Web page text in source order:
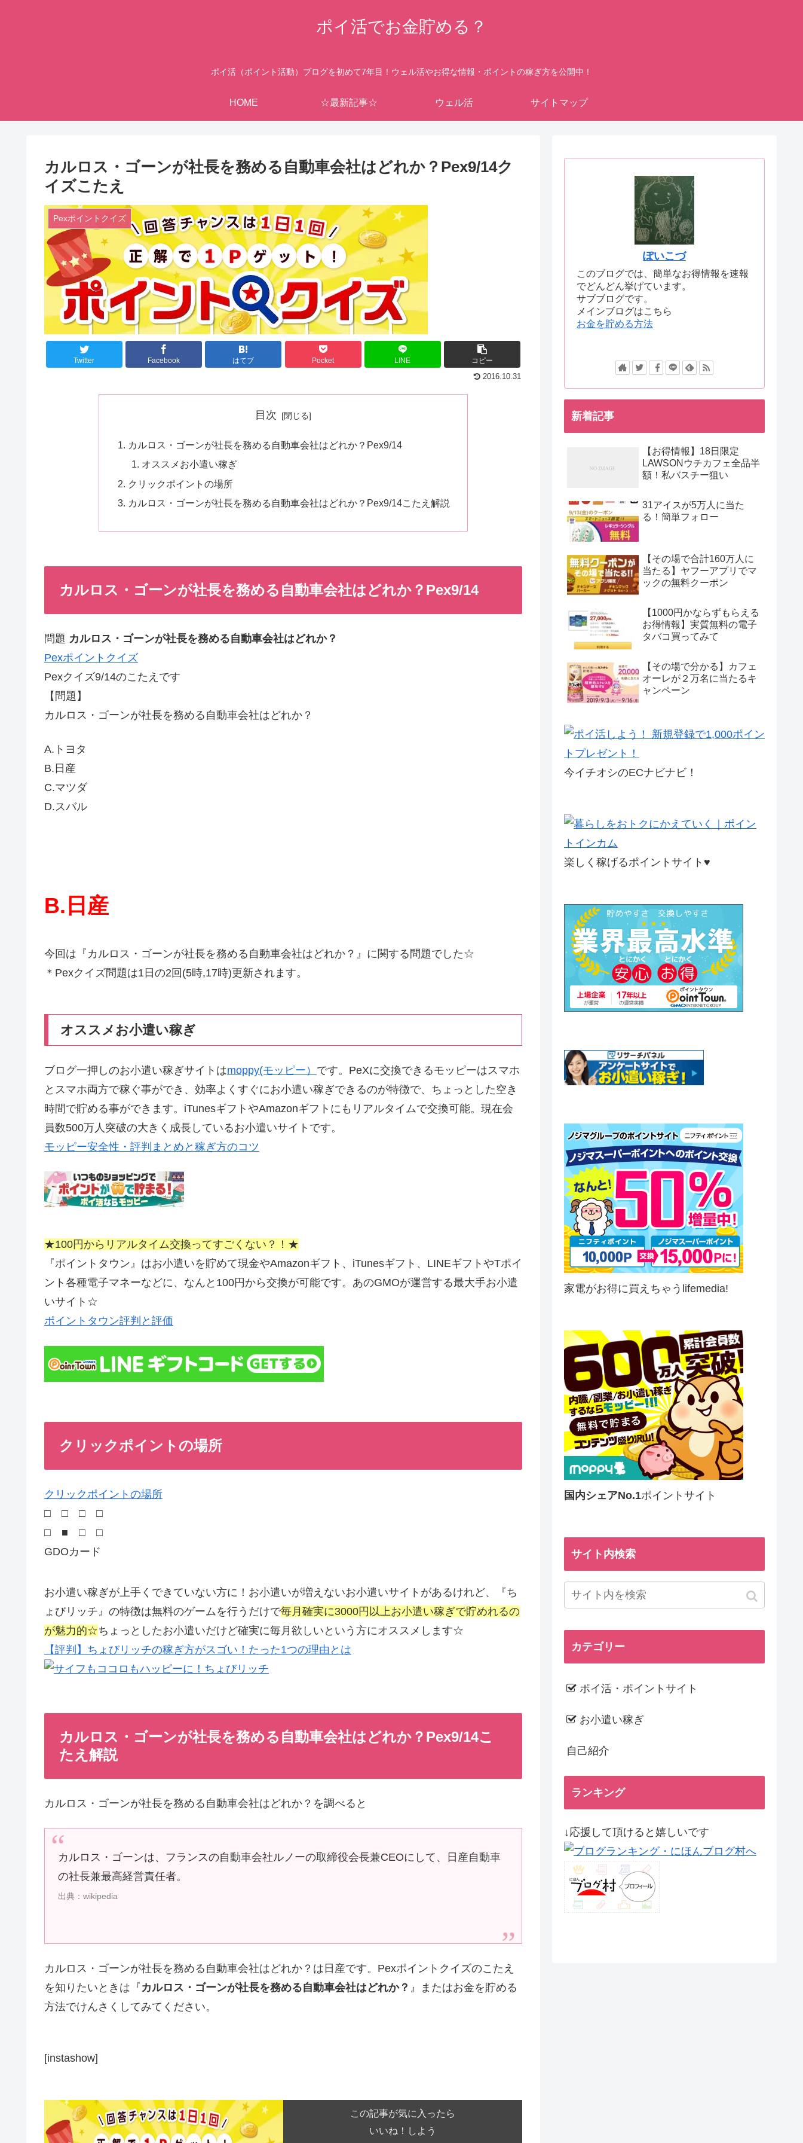
ポイ活でお金貯める？
ポイ活（ポイント活動）ブログを初めて7年目！ウェル活やお得な情報・ポイントの稼ぎ方を公開中！
HOME ☆最新記事☆ ウェル活 サイトマップ
カルロス・ゴーンが社長を務める自動車会社はどれか？Pex9/14ク
イズこたえ
Pexポイントクイズ
Twitter Facebook はてブ Pocket LINE
コピー
2016.10.31
目次
カルロス・ゴーンが社長を務める自動車会社はどれか？Pex9/14
オススメお小遣い稼ぎ
クリックポイントの場所
カルロス・ゴーンが社長を務める自動車会社はどれか？Pex9/14こたえ解説
カルロス・ゴーンが社長を務める自動車会社はどれか？Pex9/14
問題 カルロス・ゴーンが社長を務める自動車会社はどれか？
Pexポイントクイズ
Pexクイズ9/14のこたえです
【問題】
カルロス・ゴーンが社長を務める自動車会社はどれか？
A.トヨタ
B.日産
C.マツダ
D.スバル
B.日産
今回は『カルロス・ゴーンが社長を務める自動車会社はどれか？』に関する問題でした☆
＊Pexクイズ問題は1日の2回(5時,17時)更新されます。
オススメお小遣い稼ぎ
ブログ一押しのお小遣い稼ぎサイトはmoppy(モッピー） です。PeXに交換できるモッピーはスマホ
とスマホ両方で稼ぐ事ができ、効率よくすぐにお小遣い稼ぎできるのが特徴で、ちょっとした空き
時間で貯める事ができます。iTunesギフトやAmazonギフトにもリアルタイムで交換可能。現在会
員数500万人突破の大きく成長しているお小遣いサイトです。
モッピー安全性・評判まとめと稼ぎ方のコツ
★100円からリアルタイム交換ってすごくない？！★
『ポイントタウン』はお小遣いを貯めて現金やAmazonギフト、iTunesギフト、LINEギフトやTポイ
ント各種電子マネーなどに、なんと100円から交換が可能です。あのGMOが運営する最大手お小遣
いサイト☆
ポイントタウン評判と評価
クリックポイントの場所
クリックポイントの場所
□ □ □ □
□ ■ □ □
GDOカード
お小遣い稼ぎが上手くできていない方に！お小遣いが増えないお小遣いサイトがあるけれど、『ち
ょびリッチ』の特徴は無料のゲームを行うだけで毎月確実に3000円以上お小遣い稼ぎで貯めれるの
が魅力的☆ちょっとしたお小遣いだけど確実に毎月欲しいという方にオススメします☆
【評判】ちょびリッチの稼ぎ方がスゴい！たった1つの理由とは
カルロス・ゴーンが社長を務める自動車会社はどれか？Pex9/14こ
たえ解説
カルロス・ゴーンが社長を務める自動車会社はどれか？を調べると
カルロス・ゴーンは、フランスの自動車会社ルノーの取締役会長兼CEOにして、日産自動車
の社長兼最高経営責任者。
出典：wikipedia
カルロス・ゴーンが社長を務める自動車会社はどれか？は日産です。Pexポイントクイズのこたえ
を知りたいときは『 カルロス・ゴーンが社長を務める自動車会社はどれか？ 』またはお金を貯める
方法でけんさくしてみてください。
[instashow]
この記事が気に入ったら
いいね！しよう
ぽいこづ
このブログでは、簡単なお得情報を速報
でどんどん挙げています。
サブブログです。
メインブログはこちら
お金を貯める方法
新着記事
【お得情報】18日限定
LAWSONウチカフェ全品半
額！私バスチー狙い
31アイスが5万人に当た
る！簡単フォロー
【その場で合計160万人に
当たる】ヤフーアプリでマ
ックの無料クーポン
【1000円かならずもらえる
お得情報】実質無料の電子
タバコ買ってみて
【その場で分かる】カフェ
オーレが２万名に当たるキ
ャンペーン
今イチオシのECナビナビ！
楽しく稼げるポイントサイト♥
家電がお得に買えちゃうlifemedia!
国内シェアNo.1ポイントサイト
サイト内検索
カテゴリー
ポイ活・ポイントサイト
お小遣い稼ぎ
自己紹介
ランキング
↓応援して頂けると嬉しいです